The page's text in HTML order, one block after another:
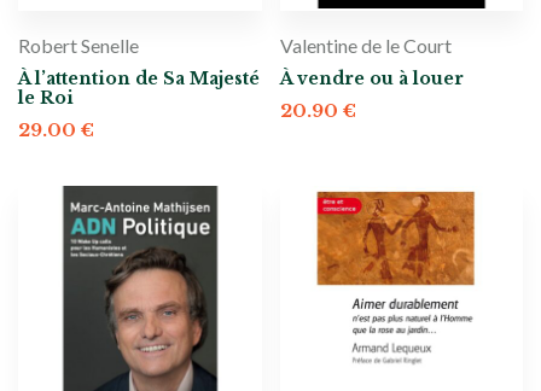
Robert Senelle
À l’attention de Sa Majesté
le Roi
29.00 €
Valentine de le Court
À vendre ou à louer
20.90 €